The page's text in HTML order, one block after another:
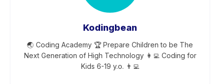
Kodingbean
🌏 Coding Academy 🏆 Prepare Children to be The
Next Generation of High Technology 👩‍💻 Coding for
Kids 6-19 y.o. 👨‍💻